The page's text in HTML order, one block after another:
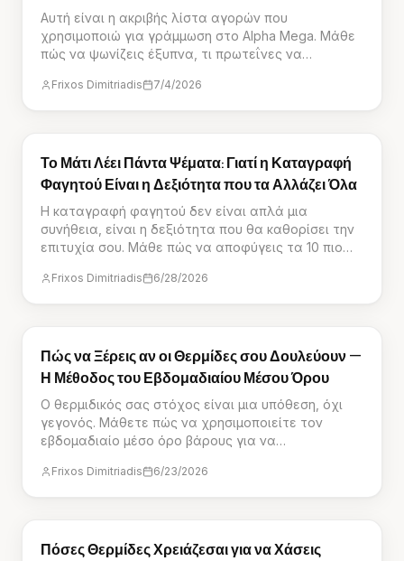
Αυτή είναι η ακριβής λίστα αγορών που
χρησιμοποιώ για γράμμωση στο Alpha Mega. Μάθε
πώς να ψωνίζεις έξυπνα, τι πρωτεΐνες να
θερμίδες.
Frixos Dimitriadis 7/4/2026
ΟΔΗΓΟΊ
Το Μάτι Λέει Πάντα Ψέματα: Γιατί η Καταγραφή
Φαγητού Είναι η Δεξιότητα που τα Αλλάζει Όλα
Η καταγραφή φαγητού δεν είναι απλά μια
συνήθεια, είναι η δεξιότητα που θα καθορίσει την
επιτυχία σου. Μάθε πώς να αποφύγεις τα 10 πιο
σου.
Frixos Dimitriadis 6/28/2026
ΟΔΗΓΟΊ
Πώς να Ξέρεις αν οι Θερμίδες σου Δουλεύουν —
Η Μέθοδος του Εβδομαδιαίου Μέσου Όρου
Ο θερμιδικός σας στόχος είναι μια υπόθεση, όχι
γεγονός. Μάθετε πώς να χρησιμοποιείτε τον
εβδομαδιαίο μέσο όρο βάρους για να
πραγματικά για απώλεια λίπους ή συντήρηση.
Frixos Dimitriadis 6/23/2026
ΟΔΗΓΟΊ
Πόσες Θερμίδες Χρειάζεσαι για να Χάσεις